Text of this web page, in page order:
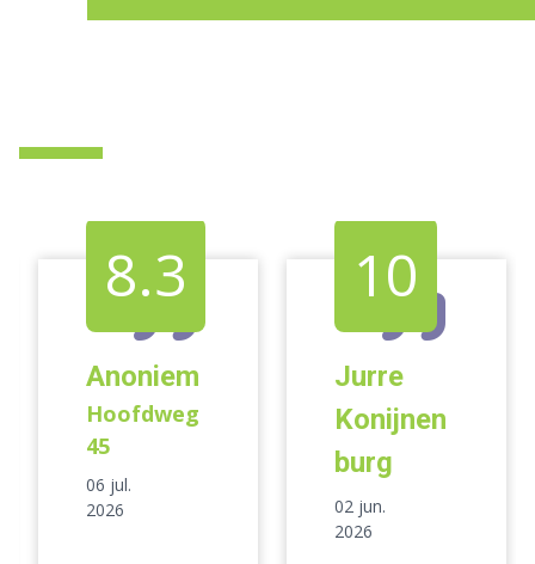
8.3
Anoniem
Hoofdweg
45
06 jul.
2026
10
Jurre
Konijnen
burg
02 jun.
2026